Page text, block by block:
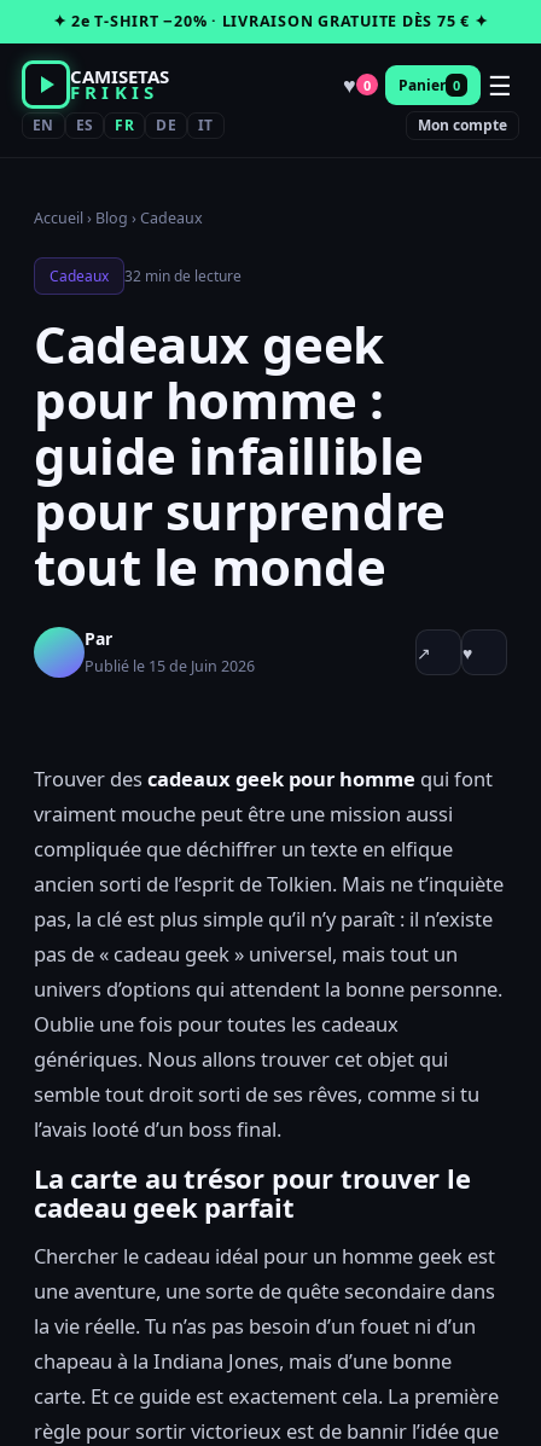
au
contenu
✦ 2e T-SHIRT −20% · LIVRAISON GRATUITE DÈS 75 € ✦
CAMISETAS
FRIKIS ♥ 0 Panier 0 ☰
EN ES FR DE IT Mon compte
Accueil › Blog ›Cadeaux
Cadeaux 32 min de lecture
Cadeaux geek
pour homme :
guide infaillible
pour surprendre
tout le monde
Par
Publié le 15 de Juin 2026
↗ ♥
Trouver des cadeaux geek pour homme qui font
vraiment mouche peut être une mission aussi
compliquée que déchiffrer un texte en elfique
ancien sorti de l’esprit de Tolkien. Mais ne t’inquiète
pas, la clé est plus simple qu’il n’y paraît : il n’existe
pas de « cadeau geek » universel, mais tout un
univers d’options qui attendent la bonne personne.
Oublie une fois pour toutes les cadeaux
génériques. Nous allons trouver cet objet qui
semble tout droit sorti de ses rêves, comme si tu
l’avais looté d’un boss final.
La carte au trésor pour trouver le
cadeau geek parfait
Chercher le cadeau idéal pour un homme geek est
une aventure, une sorte de quête secondaire dans
la vie réelle. Tu n’as pas besoin d’un fouet ni d’un
chapeau à la Indiana Jones, mais d’une bonne
carte. Et ce guide est exactement cela. La première
règle pour sortir victorieux est de bannir l’idée que